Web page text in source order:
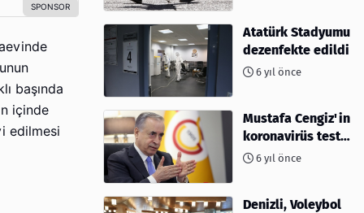
başında
içinde
edilmesi
Atatürk Stadyumu
dezenfekte edildi
6 yıl önce
Mustafa Cengiz'in
koronavirüs test
sonucu açıklandı
6 yıl önce
Denizli, Voleybol